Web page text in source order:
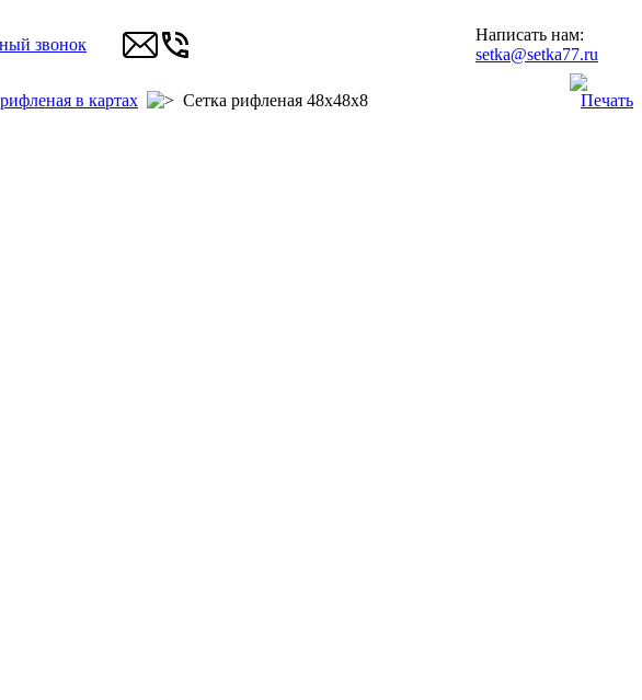
звонок
Написать нам:
setka@setka77.ru
в картах Сетка рифленая 48х48х8